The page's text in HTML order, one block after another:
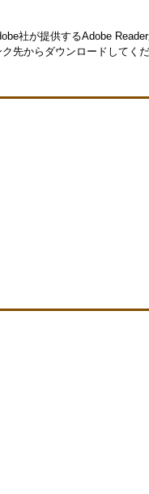
社が提供するAdobe Reader
先からダウンロードしてくだ